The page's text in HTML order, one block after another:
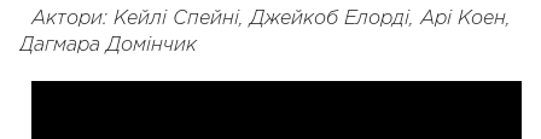
Актори: Кейлі Спейні, Джейкоб Елорді, Арі Коен,
Дагмара Домінчик